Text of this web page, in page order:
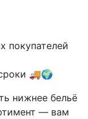
покупателей
🚚🌍
нижнее бельё
— вам